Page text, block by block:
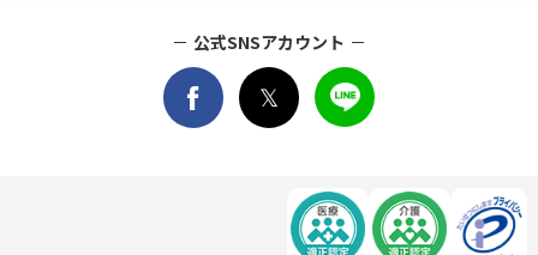
公式SNSアカウント